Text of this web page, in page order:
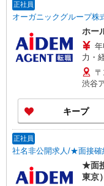
正社員
オーガニックグループ株
ホー
年
力・
きま
直し
渋谷
キープ
正社員
社名非公開求人/★面接確
★面
東京）